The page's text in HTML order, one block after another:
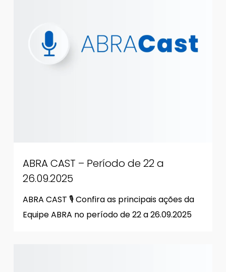
ABRA CAST – Período de 22 a
26.09.2025
ABRA CAST 🎙 Confira as principais ações da
Equipe ABRA no período de 22 a 26.09.2025